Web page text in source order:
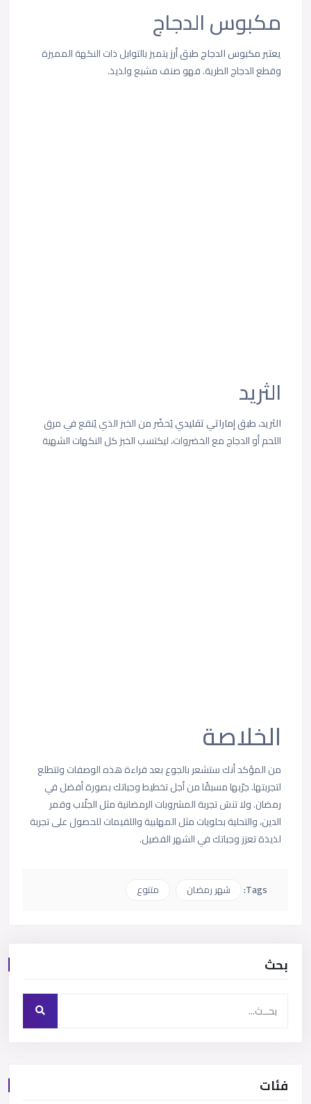
مكبوس الدجاج
يعتبر مكبوس الدجاج طبق أرزيتميز بالتوابل ذات النكهة المميزة
وقطع الدجاج الطرية. فهو صنف مشبع ولذيذ.
الثريد
الثريد، طبق إماراتي تقليدييُحضّر من الخبز الذي يُنقع في مرق
اللحم أو الدجاج مع الخضروات، ليكتسب الخبز كل النكهات الشهية
الخلاصة
من المؤكد أنك ستشعر بالجوع بعد قراءة هذه الوصفات وتتطلع
لتجربتها. جرّبها مسبقًا من أجل تخطيط وجباتك بصورة أفضل في
رمضان. ولا تنسَ تجربة المشروبات الرمضانية مثل الجلّاب وقمر
الدين، والتحلية بحلويات مثل المهلبية واللقيمات للحصول على تجربة
لذيذة تعزز وجباتك في الشهر الفضيل.
Tags: شهر رمضان متنوع
بحث
فئات